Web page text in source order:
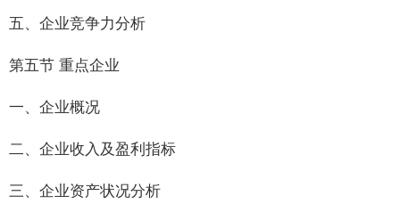
五、企业竞争力分析
第五节 重点企业
一、企业概况
二、企业收入及盈利指标
三、企业资产状况分析